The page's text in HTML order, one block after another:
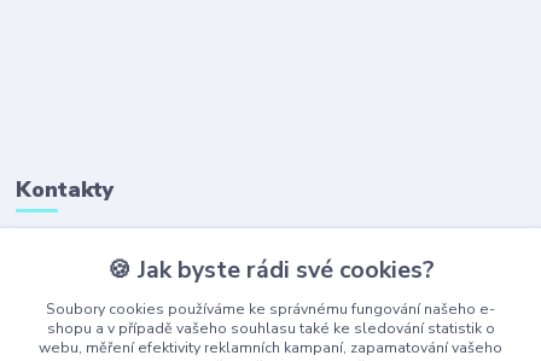
Kontakty
+420 777 323 641
(Po-Pá, 8-16 hod.)
obchod@ajaxshop.cz
🍪 Jak byste rádi své cookies?
Soubory cookies používáme ke správnému fungování našeho e-
shopu a v případě vašeho souhlasu také ke sledování statistik o
webu, měření efektivity reklamních kampaní, zapamatování vašeho